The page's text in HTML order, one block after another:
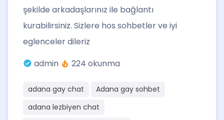
şekilde arkadaşlarınız ile bağlantı
kurabilirsiniz. Sizlere hos sohbetler ve iyi
eglenceler dileriz
admin
224 okunma
adana gay chat
Adana gay sohbet
adana lezbiyen chat